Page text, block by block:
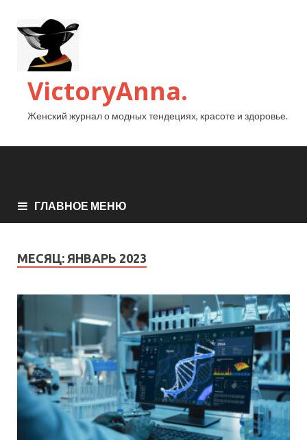
VictoryAnna.
Женский журнал о модных тендециях, красоте и здоровье.
ГЛАВНОЕ МЕНЮ
МЕСЯЦ: ЯНВАРЬ 2023